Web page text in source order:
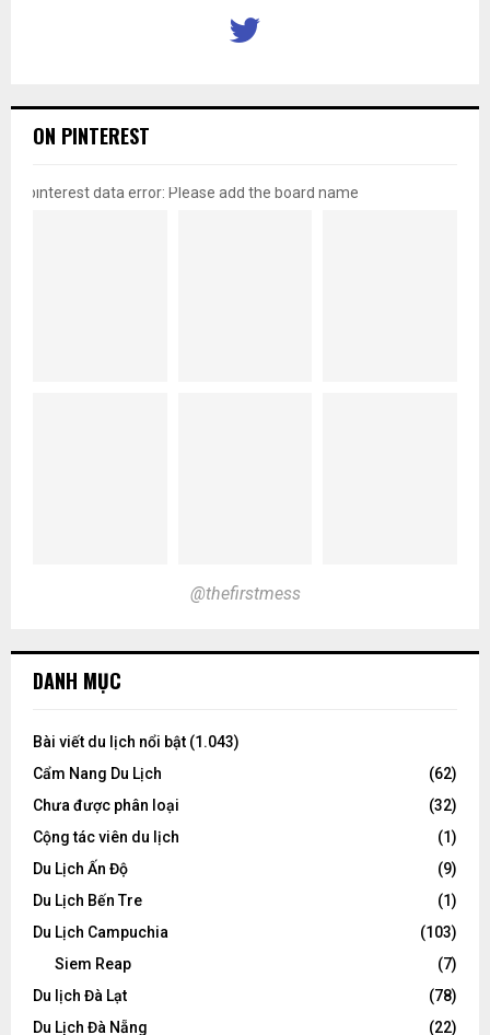
ON PINTEREST
pinterest data error: Please add the board name
@thefirstmess
DANH MỤC
Bài viết du lịch nổi bật (1.043)
Cẩm Nang Du Lịch
(62)
Chưa được phân loại
(32)
Cộng tác viên du lịch
(1)
Du Lịch Ấn Độ
(9)
Du Lịch Bến Tre
(1)
Du Lịch Campuchia
(103)
Siem Reap
(7)
Du lịch Đà Lạt
(78)
Du Lịch Đà Nẵng
(22)